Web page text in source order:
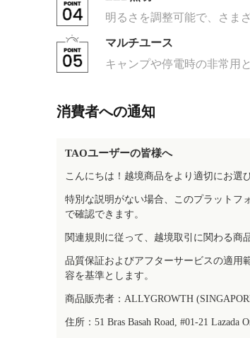
明るさを調整可能で、さま
マルチユース
キャンプや停電時の非常用
消費者への通知
TAOユーザーの皆様へ
こんにちは！越境商品をより適切にお選
特別な説明がない場合、このプラットフ
で確認できます。
関連規則に従って、越境取引に関わる商
品質保証およびアフターサービスの適用
容を基準とします。
商品販売者：ALLYGROWTH
住所：51 Bras Basah Road, #01-21 Lazada